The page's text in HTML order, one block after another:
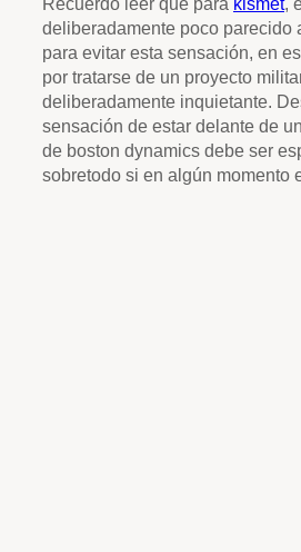
deliberadamente poco parecido
para evitar esta sensación, en
por tratarse de un proyecto
deliberadamente inquietante.
sensación de estar delante de
de boston dynamics debe ser
sobretodo si en algún momento